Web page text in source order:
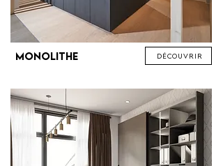
Monolithe Découvrir